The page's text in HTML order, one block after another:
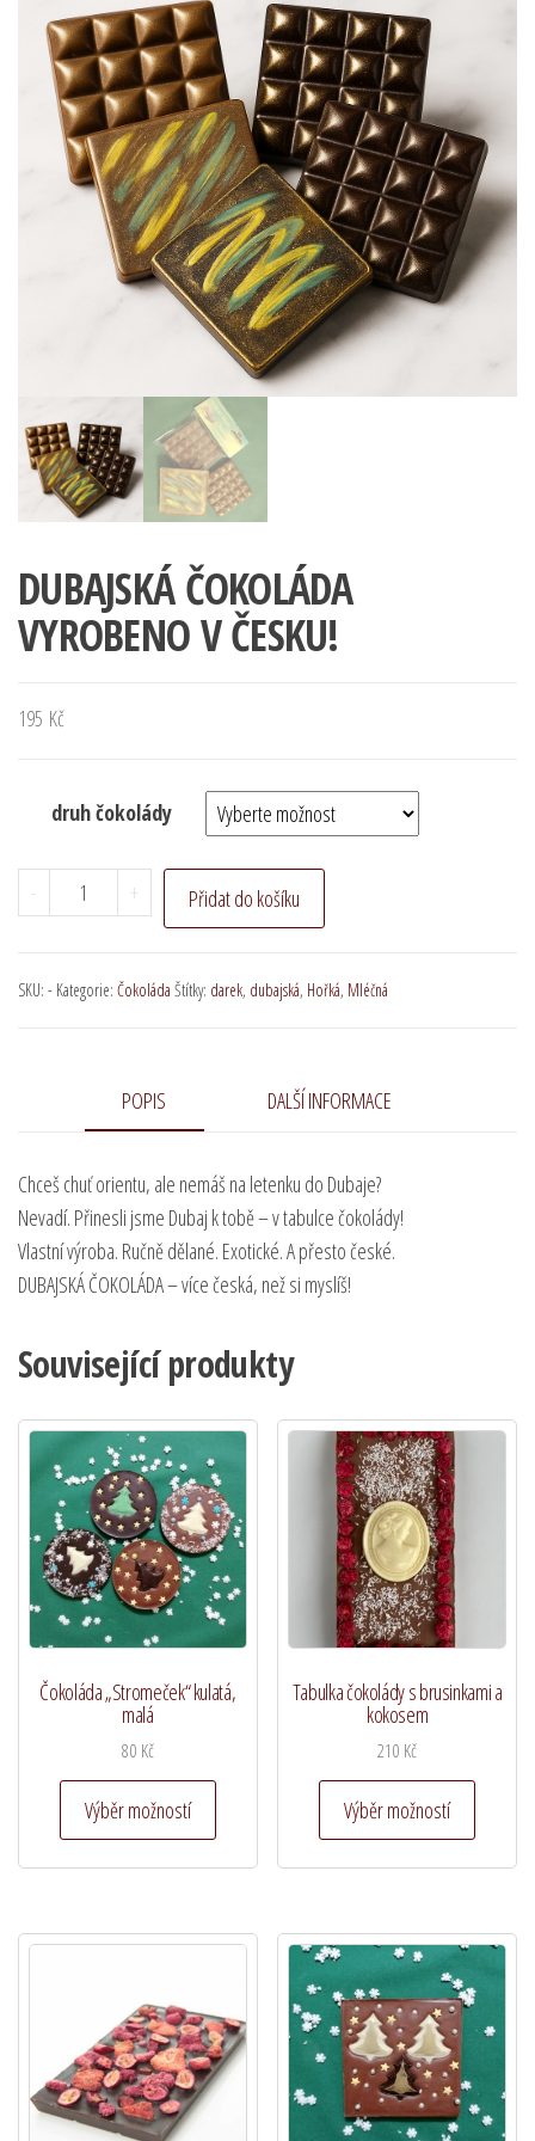
DUBAJSKÁ ČOKOLÁDA
VYROBENO V ČESKU!
195 Kč
druh čokolády
-
DUBAJSKÁ
ČOKOLÁDA
V
+ Přidat do košíku
SKU: - Kategorie: Čokoláda Štítky: darek, dubajská, Hořká, Mléčná
POPIS DALŠÍ INFORMACE
Chceš chuť orientu, ale nemáš na letenku do Dubaje?
Nevadí. Přinesli jsme Dubaj k tobě – v tabulce čokolády!
Vlastní výroba. Ručně dělané. Exotické. A přesto české.
DUBAJSKÁ ČOKOLÁDA – více česká, než si myslíš!
Související produkty
Čokoláda „Stromeček“ kulatá,
malá
80 Kč
Výběr možností
Tento
Možnosti
vybrat
na
stránce
Tabulka čokolády s brusinkami a
kokosem
210 Kč
Výběr možností
Tento
lze
vybrat
stránce